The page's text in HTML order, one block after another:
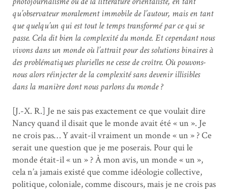
qu’observateur moralement immobile de l’autour, mais en tant
que quelqu’un qui est tout le temps transformé par ce qui se
passe. Cela dit bien la complexité du monde. Et cependant nous
vivons dans un monde où l’attrait pour des solutions binaires à
des problématiques plurielles ne cesse de croître. Où pouvons-
nous alors réinjecter de la complexité sans devenir illisibles
dans la manière dont nous parlons du monde ?
[J.-X. R.] Je ne sais pas exactement ce que voulait dire
Nancy quand il disait que le monde avait été « un ». Je
ne crois pas… Y avait-il vraiment un monde « un » ? Ce
serait une question que je me poserais. Pour qui le
monde était-il « un » ? À mon avis, un monde « un »,
cela n’a jamais existé que comme idéologie collective,
politique, coloniale, comme discours, mais je ne crois pas